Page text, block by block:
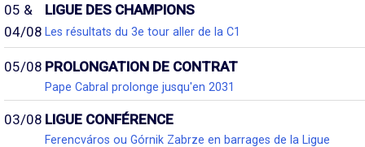
05 &
04/08
LIGUE DES CHAMPIONS
Les résultats du 3e tour aller de la C1
05/08 PROLONGATION DE CONTRAT
Pape Cabral prolonge jusqu'en 2031
03/08 LIGUE CONFÉRENCE
Ferencváros ou Górnik Zabrze en barrages de la Ligue